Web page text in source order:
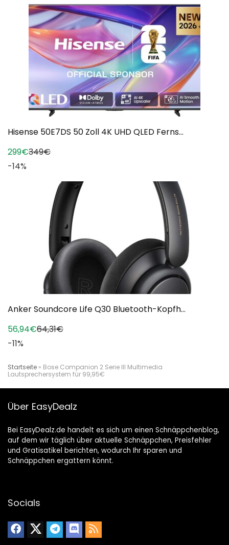
Hisense 50E7DS 50 Zoll 4K UHD QLED Ferns...
299€349€
-14%
Anker Soundcore Life Q30 Bluetooth-Kopfh...
56,94€64,31€
-11%
Startseite » Bose Companion 2 Serie III Multimedia
Lautsprechersystem für 99,95€
Über EasyDealz
Bei EasyDealz.de handelt es sich um einen Schnäppchenblog,
auf dem wir täglich über aktuelle Schnäppchen, Preisfehler
und Gratisatikel berichten, wodurch Ihr sparen und
Schnäppchen ergattern könnt.
Socials